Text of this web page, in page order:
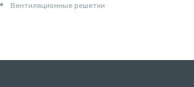
Вентиляционные решетки